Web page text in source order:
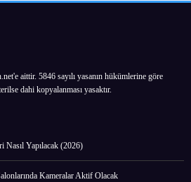
aittir. 5846 sayılı yasanın hükümlerine göre
dahi kopyalanması yasaktır.
Nasıl Yapılacak (2026)
Kameralar Aktif Olacak